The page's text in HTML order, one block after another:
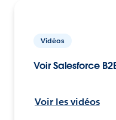
Vidéos
Voir Salesforce
Voir les vidéos